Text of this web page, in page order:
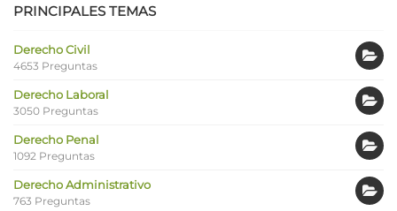
PRINCIPALES TEMAS
Derecho Civil
4653 Preguntas
Derecho Laboral
3050 Preguntas
Derecho Penal
1092 Preguntas
Derecho Administrativo
763 Preguntas